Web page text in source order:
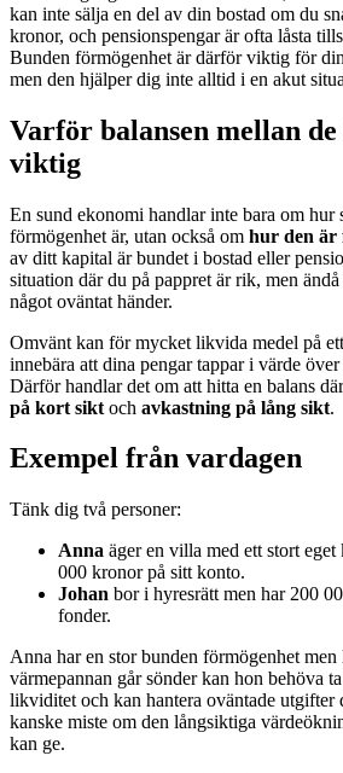
kan inte sälja en del av din bostad om du
kronor, och pensionspengar är ofta låsta
Bunden förmögenhet är därför viktig för
men den hjälper dig inte alltid i en akut
Varför balansen mellan
viktig
En sund ekonomi handlar inte bara om hur
förmögenhet är, utan också om hur den är
av ditt kapital är bundet i bostad eller
situation där du på pappret är rik, men
något oväntat händer.
Omvänt kan för mycket likvida medel på
innebära att dina pengar tappar i värde
Därför handlar det om att hitta en balans
på kort sikt och avkastning på lång sikt.
Exempel från vardagen
Tänk dig två personer:
Anna äger en villa med ett stort
000 kronor på sitt konto.
Johan bor i hyresrätt men har 200
fonder.
Anna har en stor bunden förmögenhet
värmepannan går sönder kan hon behöva
likviditet och kan hantera oväntade utgifter
kanske miste om den långsiktiga
kan ge.